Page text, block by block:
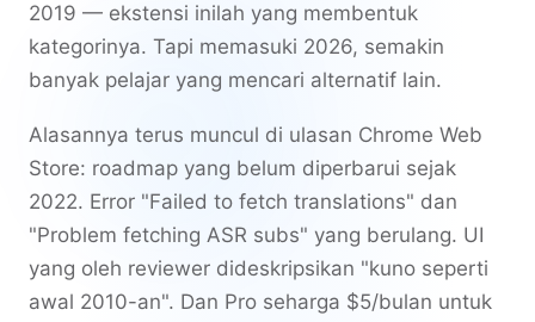
2019 — ekstensi inilah yang membentuk
kategorinya. Tapi memasuki 2026, semakin
banyak pelajar yang mencari alternatif lain.
Alasannya terus muncul di ulasan Chrome Web
Store: roadmap yang belum diperbarui sejak
2022. Error "Failed to fetch translations" dan
"Problem fetching ASR subs" yang berulang. UI
yang oleh reviewer dideskripsikan "kuno seperti
awal 2010-an". Dan Pro seharga $5/bulan untuk